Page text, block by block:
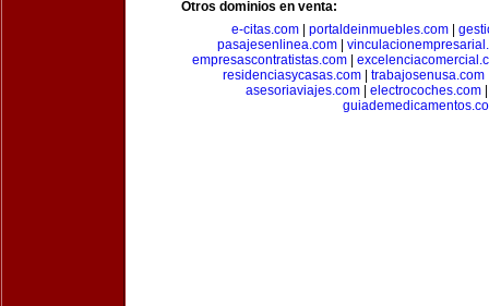
Otros dominios en venta:
e-citas.com
portaldeinmuebles.com
pasajesenlinea.com
empresascontratistas.com
residenciasycasas.com| trabajosenusa.com
asesoriaviajes.com| electrocoches.com